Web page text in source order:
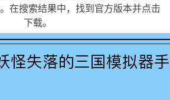
在搜索结果中，找到官方版本并点击
下载。